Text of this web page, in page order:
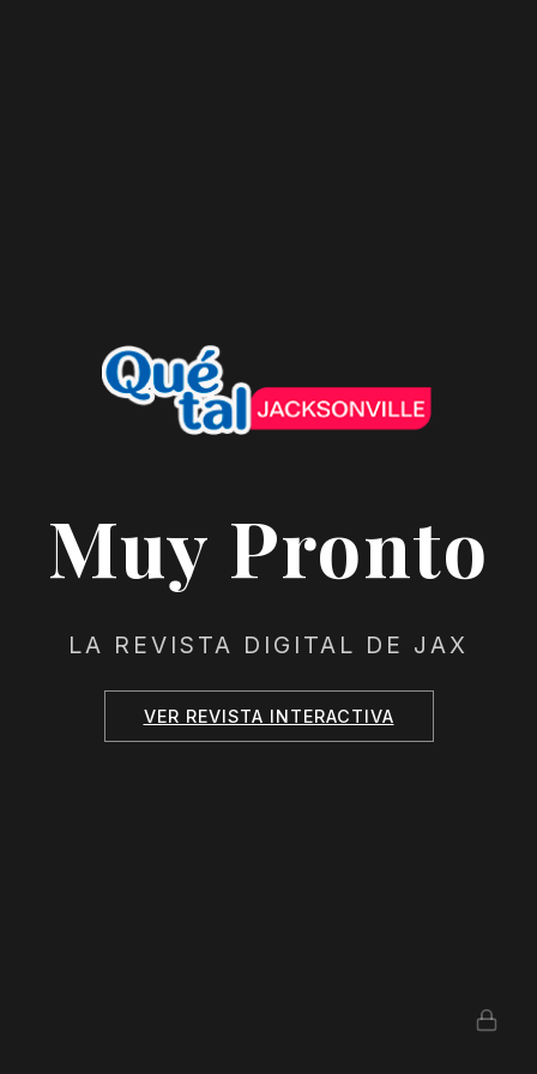
Muy Pronto
LA REVISTA DIGITAL DE JAX
VER REVISTA INTERACTIVA